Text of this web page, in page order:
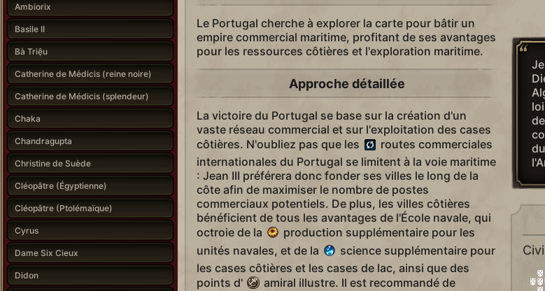
Ambiorix
Basile II
Bà Triệu
Catherine de Médicis (reine noire)
Catherine de Médicis (splendeur)
Chaka
Chandragupta
Christine de Suède
Cléopâtre (Égyptienne)
Cléopâtre (Ptolémaïque)
Cyrus
Dame Six Cieux
Didon
Le Portugal cherche à explorer la carte pour bâtir un
empire commercial maritime, profitant de ses avantages
pour les ressources côtières et l'exploration maritime.
Approche détaillée
La victoire du Portugal se base sur la création d'un
vaste réseau commercial et sur l'exploitation des cases
côtières. N'oubliez pas que les
routes commerciales
internationales du Portugal se limitent à la voie maritime
: Jean III préférera donc fonder ses villes le long de la
côte afin de maximiser le nombre de postes
commerciaux potentiels. De plus, les villes côtières
bénéficient de tous les avantages de l'École navale, qui
octroie de la
production supplémentaire pour les
unités navales, et de la
science supplémentaire pour
les cases côtières et les cases de lac, ainsi que des
points d'
amiral illustre. Il est recommandé de